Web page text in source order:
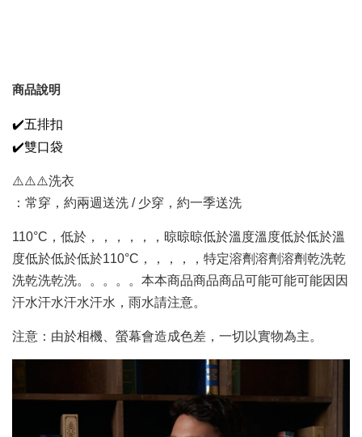
商品說明
✔️五排扣
✔️雙口袋
⚠️⚠️⚠️洗衣
：常穿，約兩週送洗 / 少穿，約一季送洗
110°C，低於，，，，，，晾晾晾低於溫度溫度低於低於溫
度低於低於低於110°C，，，，，特定溶劑溶劑溶劑乾洗乾
洗乾洗乾洗。。。。。本本商品商品商品可能可能可能因因
汗水汗水汗水汗水，雨水請注意。
注意：由於相機、螢幕會造成色差，一切以實物為主。